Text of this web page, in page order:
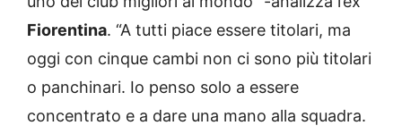
Fiorentina. “A tutti piace essere titolari, ma
oggi con cinque cambi non ci sono più titolari
o panchinari. Io penso solo a essere
concentrato e a dare una mano alla squadra.